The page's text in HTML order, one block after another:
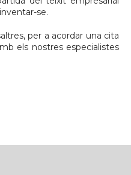
se.
per a acordar una cita
els nostres especialistes